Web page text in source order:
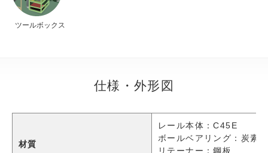
ツールボックス
仕様・外形図
材質
レール本体：C45E
ボールベアリング：炭素
リテーナー：鋼板